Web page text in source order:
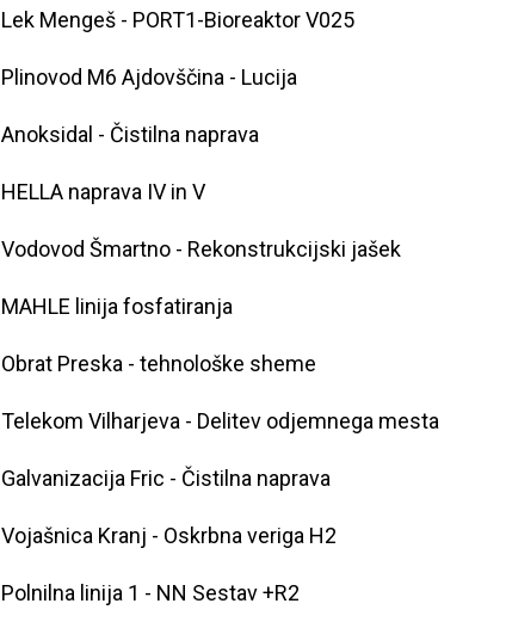
Lek Mengeš - PORT1-Bioreaktor V025
Plinovod M6 Ajdovščina - Lucija
Anoksidal - Čistilna naprava
HELLA naprava IV in V
Vodovod Šmartno - Rekonstrukcijski jašek
MAHLE linija fosfatiranja
Obrat Preska - tehnološke sheme
Telekom Vilharjeva - Delitev odjemnega mesta
Galvanizacija Fric - Čistilna naprava
Vojašnica Kranj - Oskrbna veriga H2
Polnilna linija 1 - NN Sestav +R2